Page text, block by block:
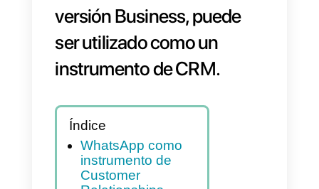
de la relación con el
En este artículo
descubriremos cómo
WhatsApp,
particularmente en su
versión Business, puede